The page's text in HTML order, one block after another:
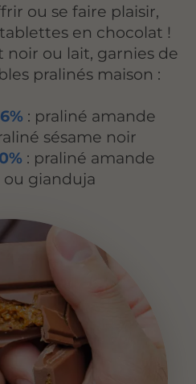
ou se faire plaisir,
en chocolat !
noir ou lait, garnies de
pralinés maison :
: praliné amande
sésame noir
: praliné amande
gianduja